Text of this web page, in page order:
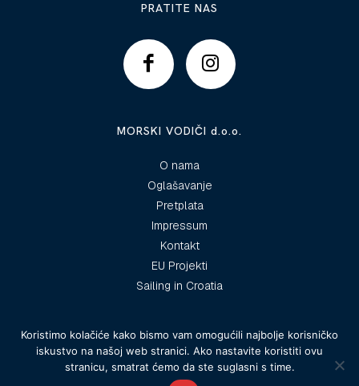
PRATITE NAS
MORSKI VODIČI d.o.o.
O nama
Oglašavanje
Pretplata
Impressum
Kontakt
EU Projekti
Sailing in Croatia
© 2025 Morski vodiči
Koristimo kolačiće kako bismo vam omogućili najbolje korisničko
iskustvo na našoj web stranici. Ako nastavite koristiti ovu
stranicu, smatrat ćemo da ste suglasni s time.